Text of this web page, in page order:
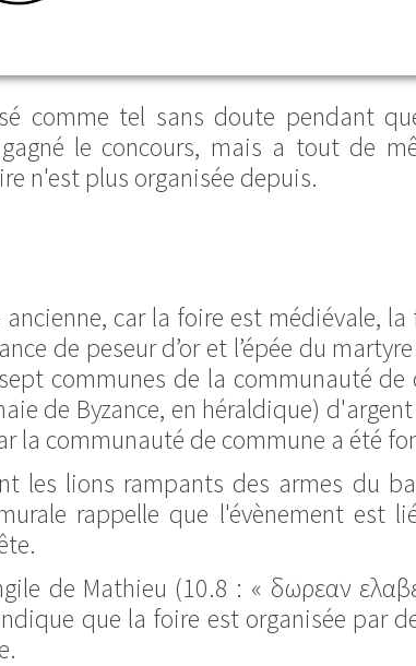
comme tel sans doute pendant
le concours, mais a tout de
n'est plus organisée depuis.
car la foire est médiévale,
de peseur d’or et l’épée du
communes de la communauté
de Byzance, en héraldique)
la communauté de commune a été
les lions rampants des armes du
rappelle que l'évènement est
de Mathieu (10.8 : « δωρεαν
que la foire est organisée par